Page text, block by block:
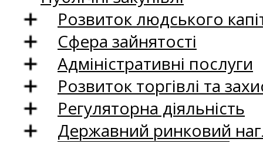
Розвиток людського
Сфера зайнятості
Адміністративні послуги
Розвиток торгівлі та
Регуляторна діяльність
Державний ринковий